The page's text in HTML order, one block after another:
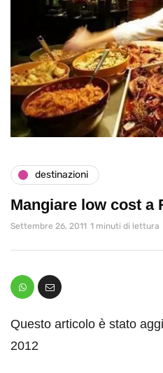
destinazioni
Mangiare low cost a
Settembre 26, 2011 1 minuti di lettura
Questo articolo è stato
2012